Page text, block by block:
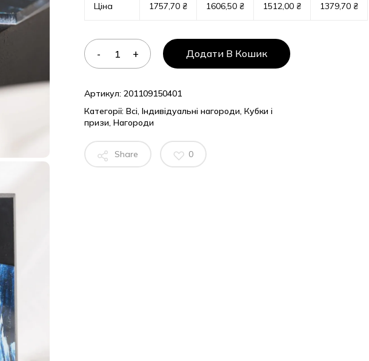
Ціна 1757,70 ₴ 1606,50 ₴ 1512,00 ₴ 1379,70 ₴
Додати В Кошик
Артикул: 201109150401
Категорії: Всі, Індивідуальні нагороди, Кубки і
призи, Нагороди
Share 0